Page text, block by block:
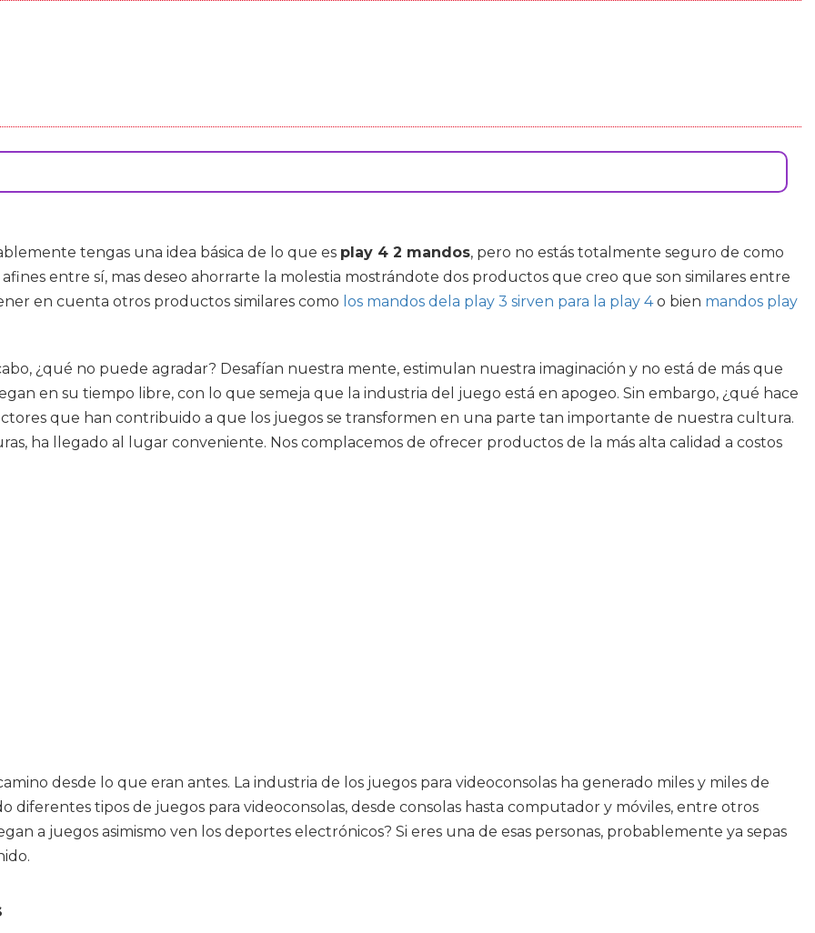
tengas una idea básica de lo que es play 4 2 mandos, pero no estás totalmente seguro de como
entre sí, mas deseo ahorrarte la molestia mostrándote dos productos que creo que son similares entre
en cuenta otros productos similares como los mandos dela play 3 sirven para la play 4o bien mandos play
¿qué no puede agradar? Desafían nuestra mente, estimulan nuestra imaginación y no está de más que
en su tiempo libre, con lo que semeja que la industria del juego está en apogeo. Sin embargo, ¿qué hace
que han contribuido a que los juegos se transformen en una parte tan importante de nuestra cultura.
ha llegado al lugar conveniente. Nos complacemos de ofrecer productos de la más alta calidad a costos
desde lo que eran antes. La industria de los juegos para videoconsolas ha generado miles y miles de
diferentes tipos de juegos para videoconsolas, desde consolas hasta computador y móviles, entre otros
a juegos asimismo ven los deportes electrónicos? Si eres una de esas personas, probablemente ya sepas